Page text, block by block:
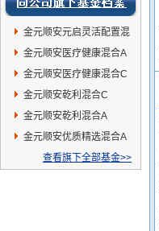
金元顺安元启灵活配置混
合
金元顺安医疗健康混合A
金元顺安医疗健康混合C
金元顺安乾利混合C
金元顺安乾利混合A
金元顺安优质精选混合A
查看旗下全部基金>>